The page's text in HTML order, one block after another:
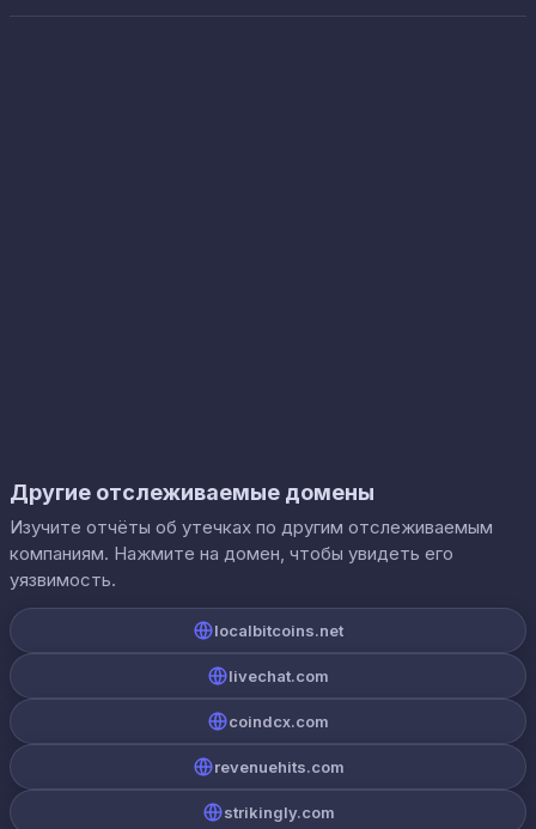
Другие отслеживаемые домены
Изучите отчёты об утечках по другим отслеживаемым
компаниям. Нажмите на домен, чтобы увидеть его
уязвимость.
localbitcoins.net
livechat.com
coindcx.com
revenuehits.com
strikingly.com